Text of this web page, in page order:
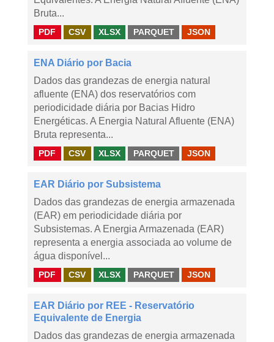
Bruta...
PDF CSV XLSX PARQUET JSON
ENA Diário por Bacia
Dados das grandezas de energia natural
afluente (ENA) dos reservatórios com
periodicidade diária por Bacias Hidro
Energéticas. A Energia Natural Afluente (ENA)
Bruta representa...
PDF CSV XLSX PARQUET JSON
EAR Diário por Subsistema
Dados das grandezas de energia armazenada
(EAR) em periodicidade diária por
Subsistemas. A Energia Armazenada (EAR)
representa a energia associada ao volume de
água disponível...
PDF CSV XLSX PARQUET JSON
EAR Diário por REE - Reservatório
Equivalente de Energia
Dados das grandezas de energia armazenada